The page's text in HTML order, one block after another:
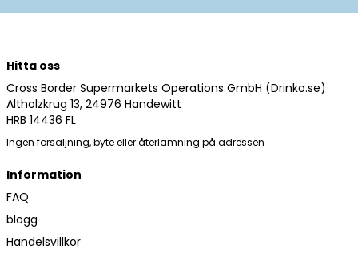
Hitta oss
Cross Border Supermarkets Operations GmbH (Drinko.se)
Altholzkrug 13, 24976 Handewitt
HRB 14436 FL
Ingen försäljning, byte eller återlämning på adressen
Information
FAQ
blogg
Handelsvillkor